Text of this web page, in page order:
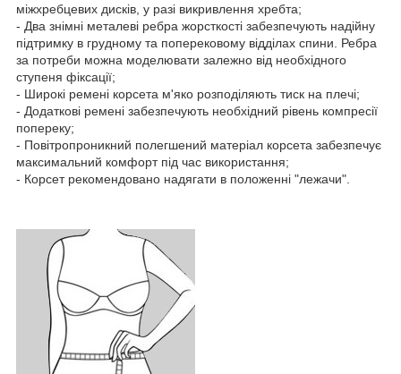
міжхребцевих дисків, у разі викривлення хребта;
- Два знімні металеві ребра жорсткості забезпечують надійну
підтримку в грудному та поперековому відділах спини. Ребра
за потреби можна моделювати залежно від необхідного
ступеня фіксації;
- Широкі ремені корсета м'яко розподіляють тиск на плечі;
- Додаткові ремені забезпечують необхідний рівень компресії
попереку;
- Повітропроникний полегшений матеріал корсета забезпечує
максимальний комфорт під час використання;
- Корсет рекомендовано надягати в положенні "лежачи".